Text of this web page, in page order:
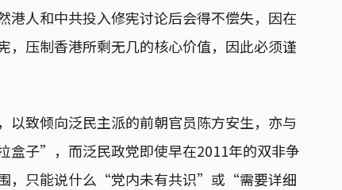
人和中共投入修宪讨论后会得不偿失，因在
，压制香港所剩无几的核心价值，因此必须谨
以致倾向泛民主派的前朝官员陈方安生，亦与
盒子”，而泛民政党即使早在2011年的双非争
，只能说什么“党内未有共识”或“需要详细